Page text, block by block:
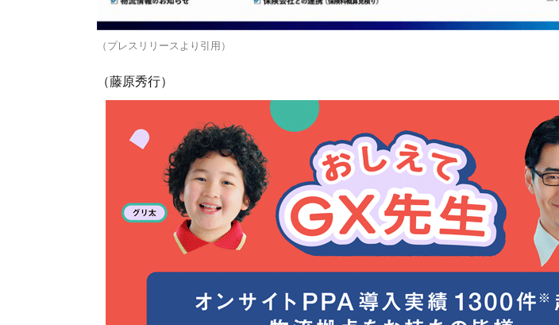
（プレスリリースより引用）
（藤原秀行）